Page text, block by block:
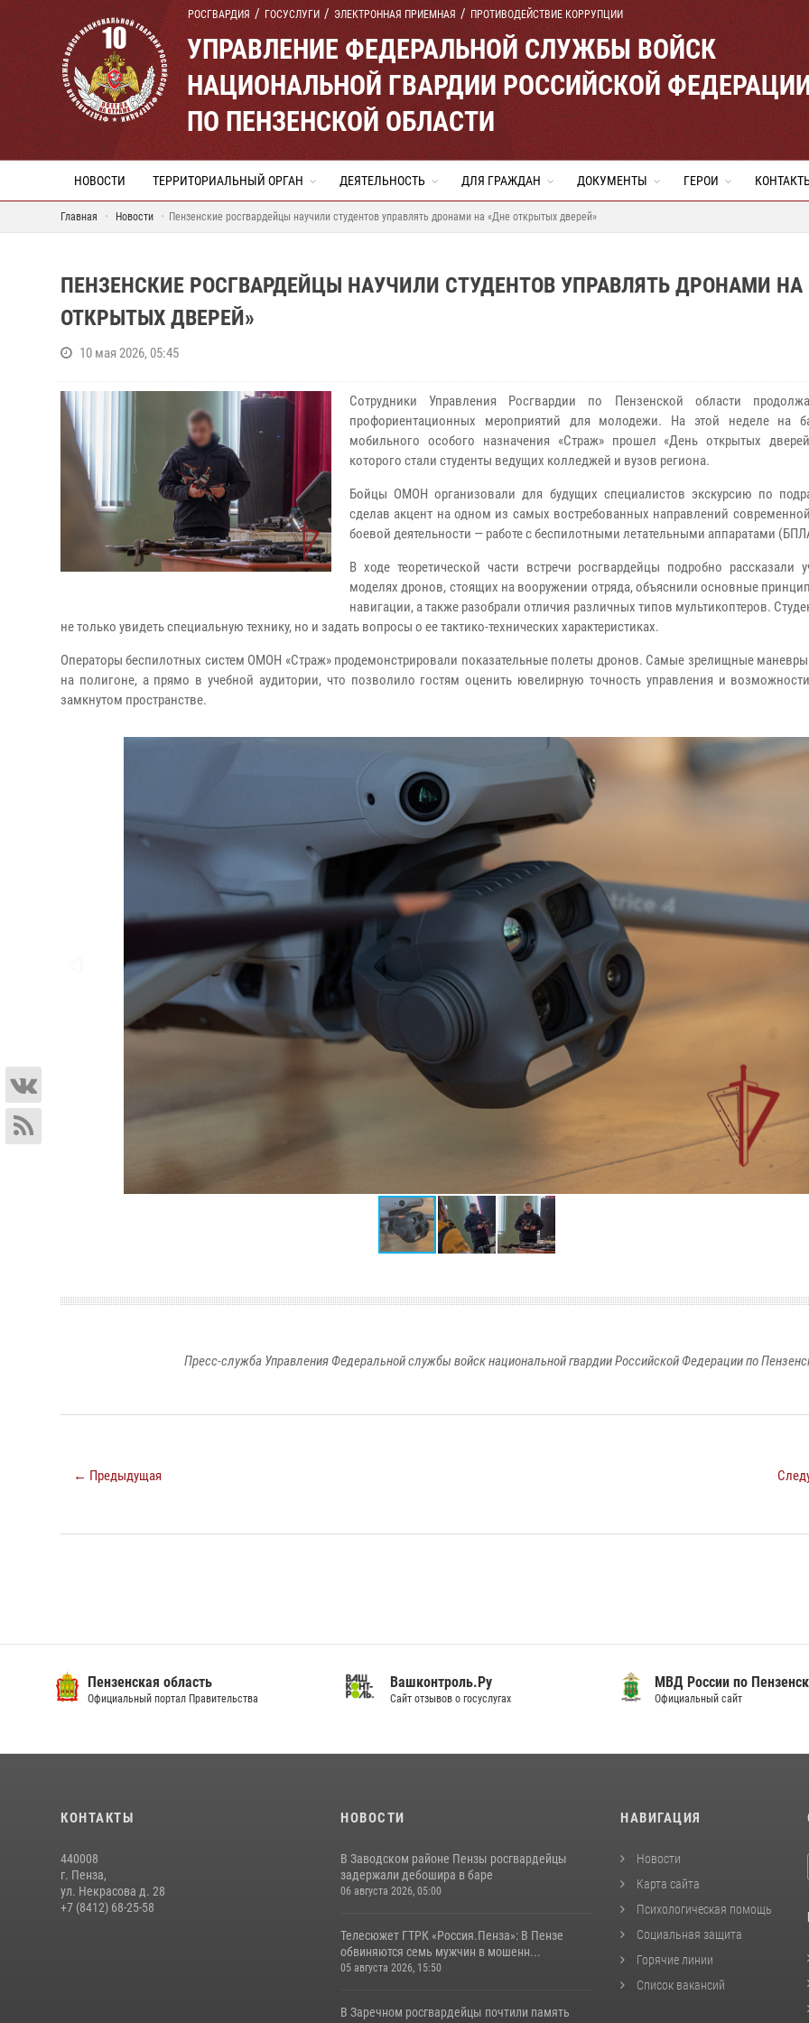
РОСГВАРДИЯ ГОСУСЛУГИ ЭЛЕКТРОННАЯ ПРИЕМНАЯ ПРОТИВОДЕЙСТВИЕ КОРРУПЦИИ
УПРАВЛЕНИЕ ФЕДЕРАЛЬНОЙ СЛУЖБЫ ВОЙСК
НАЦИОНАЛЬНОЙ ГВАРДИИ РОССИЙСКОЙ
ПО ПЕНЗЕНСКОЙ ОБЛАСТИ
НОВОСТИ ТЕРРИТОРИАЛЬНЫЙ ОРГАН ДЕЯТЕЛЬНОСТЬ ДЛЯ ГРАЖДАН ДОКУМЕНТЫ ГЕРОИ
Главная Новости Пензенские росгвардейцы научили студентов управлять дронами на «Дне открытых дверей»
ПЕНЗЕНСКИЕ РОСГВАРДЕЙЦЫ НАУЧИЛИ СТУДЕНТОВ УПРАВЛЯТЬ ДРОНАМИ НА
ОТКРЫТЫХ ДВЕРЕЙ»
10 мая 2026, 05:45
Сотрудники Управления Росгвардии по Пензенской области
профориентационных мероприятий для молодежи. На этой неделе на
мобильного особого назначения «Страж» прошел «День открытых
которого стали студенты ведущих колледжей и вузов региона.
Бойцы ОМОН организовали для будущих специалистов экскурсию по
сделав акцент на одном из самых востребованных направлений
боевой деятельности — работе с беспилотными летательными аппаратами
В ходе теоретической части встречи росгвардейцы подробно рассказали
моделях дронов, стоящих на вооружении отряда, объяснили основные
навигации, а также разобрали отличия различных типов мультикоптеров.
не только увидеть специальную технику, но и задать вопросы о ее тактико-технических характеристиках.
Операторы беспилотных систем ОМОН «Страж» продемонстрировали показательные полеты дронов. Самые зрелищные
на полигоне, а прямо в учебной аудитории, что позволило гостям оценить ювелирную точность управления и
замкнутом пространстве.
Пресс-служба Управления Федеральной службы войск национальной гвардии Российской Федерации по
← Предыдущая
Пензенская область
Официальный портал Правительства
Вашконтроль.Ру
Сайт отзывов о госуслугах
МВД России по
Официальный сайт
КОНТАКТЫ
440008
г. Пенза,
ул. Некрасова д. 28
+7 (8412) 68-25-58
НОВОСТИ
В Заводском районе Пензы росгвардейцы
задержали дебошира в баре
06 августа 2026, 05:00
Телесюжет ГТРК «Россия.Пенза»: В Пензе
обвиняются семь мужчин в мошенн...
05 августа 2026, 15:50
В Заречном росгвардейцы почтили память
НАВИГАЦИЯ
Новости
Карта сайта
Психологическая помощь
Социальная защита
Горячие линии
Список вакансий